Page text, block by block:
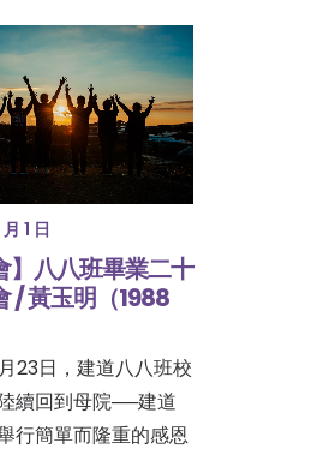
1 日
】八八班畢業二十
/ 黃玉明（1988
23日，建道八八班校
續回到母院──建道
行簡單而隆重的感恩